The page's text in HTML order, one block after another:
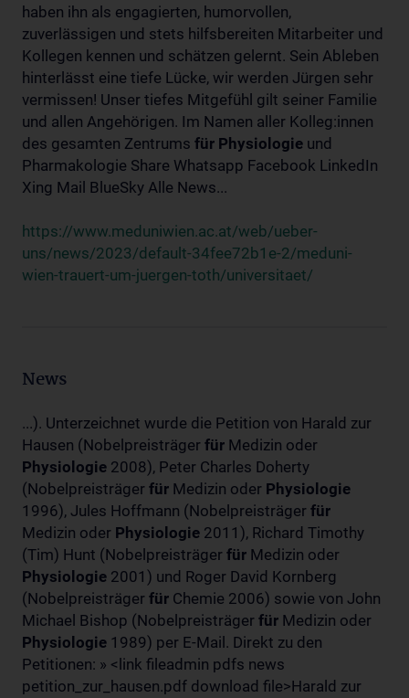
haben ihn als engagierten, humorvollen,
zuverlässigen und stets hilfsbereiten Mitarbeiter und
Kollegen kennen und schätzen gelernt. Sein Ableben
hinterlässt eine tiefe Lücke, wir werden Jürgen sehr
vermissen! Unser tiefes Mitgefühl gilt seiner Familie
und allen Angehörigen. Im Namen aller Kolleg:innen
des gesamten Zentrums für Physiologie und
Pharmakologie Share Whatsapp Facebook LinkedIn
Xing Mail BlueSky Alle News...
https://www.meduniwien.ac.at/web/ueber-
uns/news/2023/default-34fee72b1e-2/meduni-
wien-trauert-um-juergen-toth/universitaet/
News
...). Unterzeichnet wurde die Petition von Harald zur
Hausen (Nobelpreisträger für Medizin oder
Physiologie 2008), Peter Charles Doherty
(Nobelpreisträger für Medizin oder Physiologie
1996), Jules Hoffmann (Nobelpreisträger für
Medizin oder Physiologie 2011), Richard Timothy
(Tim) Hunt (Nobelpreisträger für Medizin oder
Physiologie 2001) und Roger David Kornberg
(Nobelpreisträger für Chemie 2006) sowie von John
Michael Bishop (Nobelpreisträger für Medizin oder
Physiologie 1989) per E-Mail. Direkt zu den
Petitionen: » <link fileadmin pdfs news
petition_zur_hausen.pdf download file>Harald zur